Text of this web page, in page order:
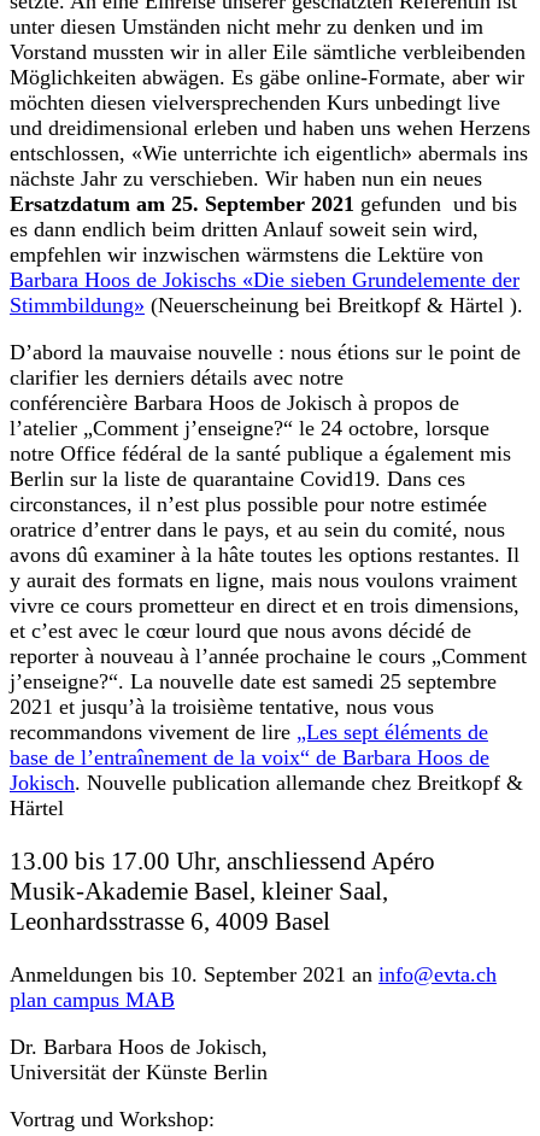
unter diesen Umständen nicht mehr zu denken und im
Vorstand mussten wir in aller Eile sämtliche verbleibenden
Möglichkeiten abwägen. Es gäbe online-Formate, aber wir
möchten diesen vielversprechenden Kurs unbedingt live
und dreidimensional erleben und haben uns wehen Herzens
entschlossen, «Wie unterrichte ich eigentlich» abermals ins
nächste Jahr zu verschieben. Wir haben nun ein neues
Ersatzdatum am 25. September 2021 gefunden und bis
es dann endlich beim dritten Anlauf soweit sein wird,
empfehlen wir inzwischen wärmstens die Lektüre von
Barbara Hoos de Jokischs «Die sieben Grundelemente der
Stimmbildung» (Neuerscheinung bei Breitkopf & Härtel ).
D’abord la mauvaise nouvelle : nous étions sur le point de
clarifier les derniers détails avec notre
conférencière Barbara Hoos de Jokisch à propos de
l’atelier „Comment j’enseigne?“ le 24 octobre, lorsque
notre Office fédéral de la santé publique a également mis
Berlin sur la liste de quarantaine Covid19. Dans ces
circonstances, il n’est plus possible pour notre estimée
oratrice d’entrer dans le pays, et au sein du comité, nous
avons dû examiner à la hâte toutes les options restantes. Il
y aurait des formats en ligne, mais nous voulons vraiment
vivre ce cours prometteur en direct et en trois dimensions,
et c’est avec le cœur lourd que nous avons décidé de
reporter à nouveau à l’année prochaine le cours „Comment
j’enseigne?“. La nouvelle date est samedi 25 septembre
2021 et jusqu’à la troisième tentative, nous vous
recommandons vivement de lire „Les sept éléments de
base de l’entraînement de la voix“ de Barbara Hoos de
Jokisch. Nouvelle publication allemande chez Breitkopf &
Härtel
13.00 bis 17.00 Uhr, anschliessend Apéro
Musik-Akademie Basel, kleiner Saal,
Leonhardsstrasse 6, 4009 Basel
Anmeldungen bis 10. September 2021 an info@evta.ch
plan campus MAB
Dr. Barbara Hoos de Jokisch,
Universität der Künste Berlin
Vortrag und Workshop: